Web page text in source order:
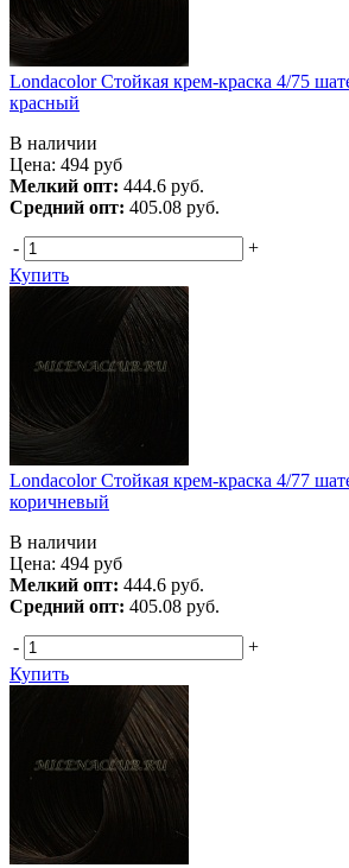
Londacolor Стойкая крем-краска 4/75
красный
В наличии
Цена: 494 руб
Мелкий опт: 444.6 руб.
Средний опт: 405.08 руб.
-
+
Купить
Londacolor Стойкая крем-краска 4/77
коричневый
В наличии
Цена: 494 руб
Мелкий опт: 444.6 руб.
Средний опт: 405.08 руб.
-
+
Купить